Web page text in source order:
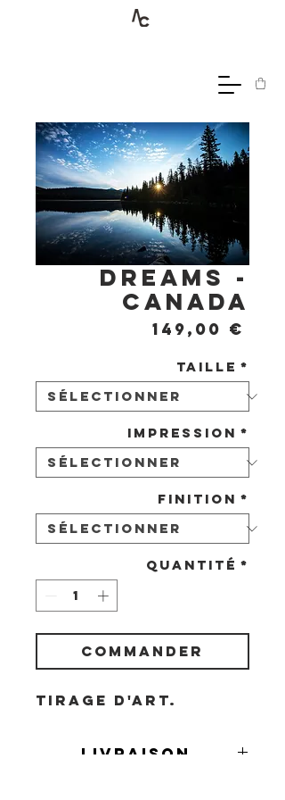
Dreams -
Canada
149,00 €
Taille *
Impression *
Finition *
Quantité *
COMMANDER
Tirage d'art.
Livraison